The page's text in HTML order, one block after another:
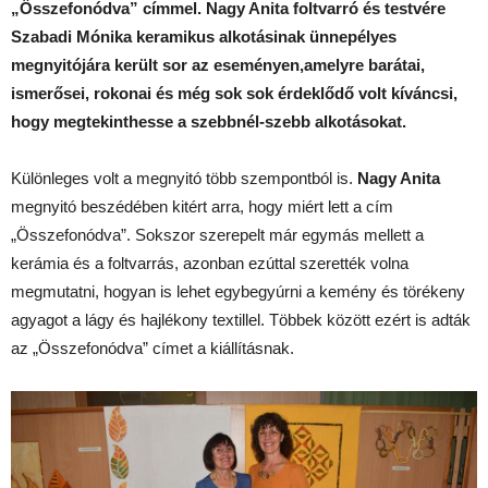
„Összefonódva” címmel. Nagy Anita foltvarró és testvére
Szabadi Mónika keramikus alkotásinak ünnepélyes
megnyitójára került sor az eseményen,amelyre barátai,
ismerősei, rokonai és még sok sok érdeklődő volt kíváncsi,
hogy megtekinthesse a szebbnél-szebb alkotásokat.
Különleges volt a megnyitó több szempontból is. Nagy Anita
megnyitó beszédében kitért arra, hogy miért lett a cím
„Összefonódva”. Sokszor szerepelt már egymás mellett a
kerámia és a foltvarrás, azonban ezúttal szerették volna
megmutatni, hogyan is lehet egybegyúrni a kemény és törékeny
agyagot a lágy és hajlékony textillel. Többek között ezért is adták
az „Összefonódva” címet a kiállításnak.